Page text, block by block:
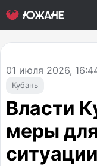
Кубань
01 июля 2026,
Власти
меры